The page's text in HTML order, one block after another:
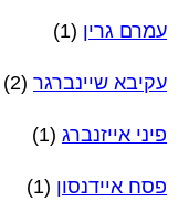
עמרם גרין (1)
עקיבא שיינברגר (2)
פיני אייזנברג (1)
פסח איידנסון (1)